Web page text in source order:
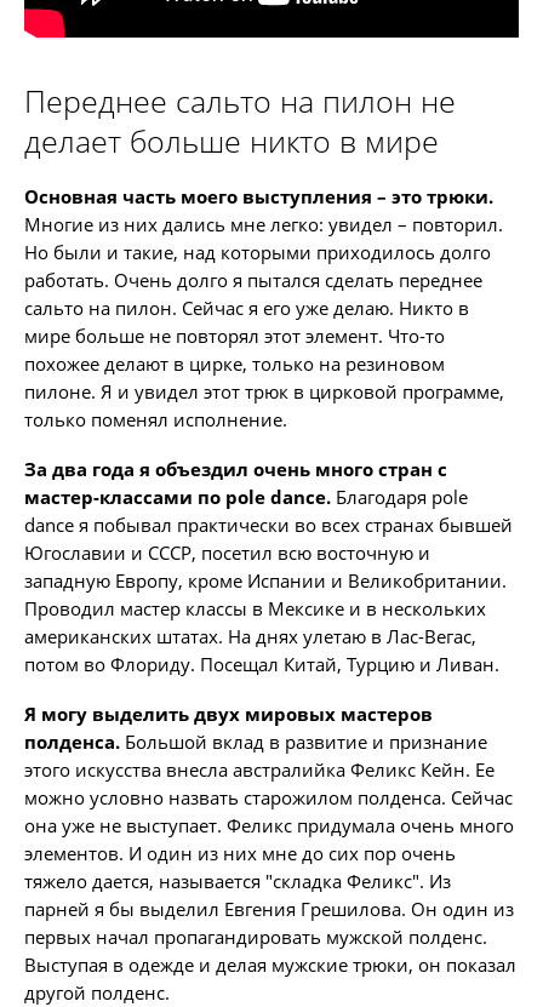
Переднее сальто на пилон не
делает больше никто в мире
Основная часть моего выступления – это трюки.
Многие из них дались мне легко: увидел – повторил.
Но были и такие, над которыми приходилось долго
работать. Очень долго я пытался сделать переднее
сальто на пилон. Сейчас я его уже делаю. Никто в
мире больше не повторял этот элемент. Что-то
похожее делают в цирке, только на резиновом
пилоне. Я и увидел этот трюк в цирковой программе,
только поменял исполнение.
За два года я объездил очень много стран с
мастер-классами по pole dance. Благодаря pole
dance я побывал практически во всех странах бывшей
Югославии и СССР, посетил всю восточную и
западную Европу, кроме Испании и Великобритании.
Проводил мастер классы в Мексике и в нескольких
американских штатах. На днях улетаю в Лас-Вегас,
потом во Флориду. Посещал Китай, Турцию и Ливан.
Я могу выделить двух мировых мастеров
полденса. Большой вклад в развитие и признание
этого искусства внесла австралийка Феликс Кейн. Ее
можно условно назвать старожилом полденса. Сейчас
она уже не выступает. Феликс придумала очень много
элементов. И один из них мне до сих пор очень
тяжело дается, называется "складка Феликс". Из
парней я бы выделил Евгения Грешилова. Он один из
первых начал пропагандировать мужской полденс.
Выступая в одежде и делая мужские трюки, он показал
другой полденс.